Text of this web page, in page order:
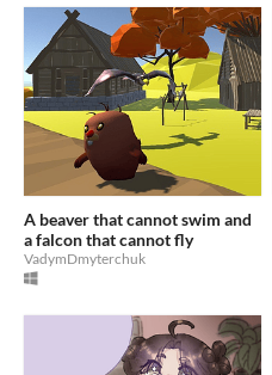
A beaver that cannot swim and
a falcon that cannot fly
VadymDmyterchuk